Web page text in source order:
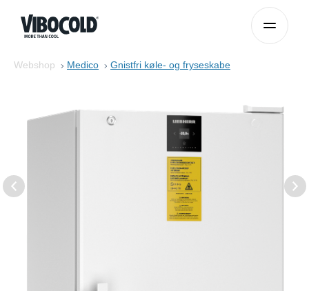
Brancher
Service
Webshop Medico Gnistfri køle- og fryseskabe